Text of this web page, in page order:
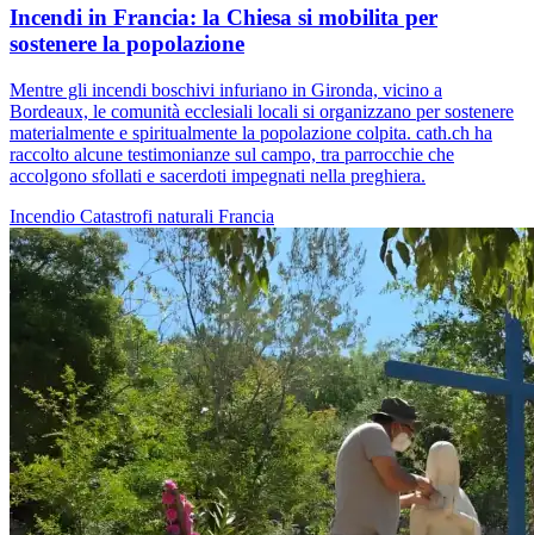
Incendi in Francia: la Chiesa si mobilita per
sostenere la popolazione
Mentre gli incendi boschivi infuriano in Gironda, vicino a
Bordeaux, le comunità ecclesiali locali si organizzano per sostenere
materialmente e spiritualmente la popolazione colpita. cath.ch ha
raccolto alcune testimonianze sul campo, tra parrocchie che
accolgono sfollati e sacerdoti impegnati nella preghiera.
Incendio Catastrofi naturali Francia